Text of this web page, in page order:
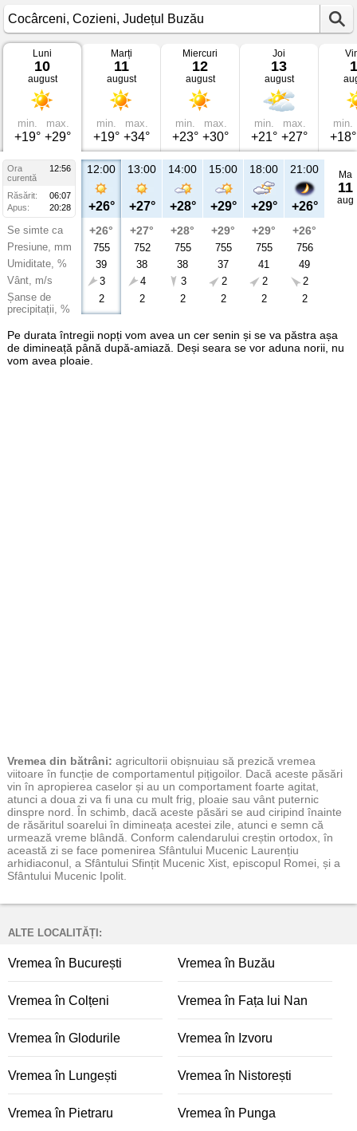
Vremea
Cocârceni
Cozieni,
Județul
Buzău
Luni
10
august
min.
+19°
max.
+29°
Marți
11
august
min.
+19°
max.
+34°
Miercuri
12
august
min.
+23°
max.
+30°
Joi
13
august
min.
+21°
max.
+27°
min.
+18°
Ora
12:56
curentă
Răsărit:
06:07
Apus:
20:28
Se simte ca
Presiune, mm
Umiditate, %
Vânt, m/s
Șanse de
precipitații, %
12:00
+26°
+26°
755
39
3
2
13:00
+27°
+27°
752
38
4
2
14:00
+28°
+28°
755
38
3
2
15:00
+29°
+29°
755
37
2
2
18:00
+29°
+29°
755
41
2
2
21:00
+26°
+26°
756
49
2
2
Ma
11
aug
Pe durata întregii nopți vom avea un cer senin și se va păstra așa
de dimineață până după-amiază. Deși seara se vor aduna norii, nu
vom avea ploaie.
Vremea din bătrâni: agricultorii obișnuiau să prezică vremea
viitoare în funcție de comportamentul pițigoilor. Dacă aceste păsări
vin în apropierea caselor și au un comportament foarte agitat,
atunci a doua zi va fi una cu mult frig, ploaie sau vânt puternic
dinspre nord. În schimb, dacă aceste păsări se aud ciripind înainte
de răsăritul soarelui în dimineața acestei zile, atunci e semn că
urmează vreme blândă. Conform calendarului creștin ortodox, în
această zi se face pomenirea Sfântului Mucenic Laurențiu
arhidiaconul, a Sfântului Sfințit Mucenic Xist, episcopul Romei, și a
Sfântului Mucenic Ipolit.
ALTE LOCALITĂȚI:
Vremea în București Vremea în Buzău
Vremea în Colțeni Vremea în Fața lui Nan
Vremea în Glodurile Vremea în Izvoru
Vremea în Lungești Vremea în Nistorești
Vremea în Pietraru Vremea în Punga